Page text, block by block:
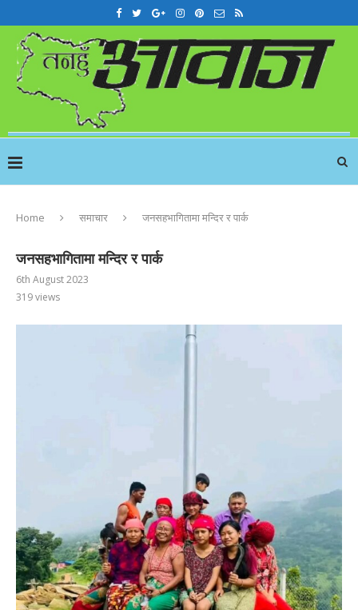
Home समाचार जनसहभागितामा मन्दिर र पार्क
जनसहभागितामा मन्दिर र पार्क
6th August 2023
319views